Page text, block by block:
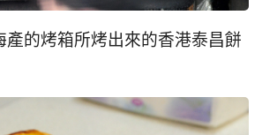
產的烤箱所烤出來的香港泰昌餅